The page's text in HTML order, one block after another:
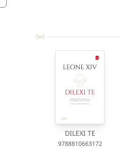
DILEXI TE
9788810663172